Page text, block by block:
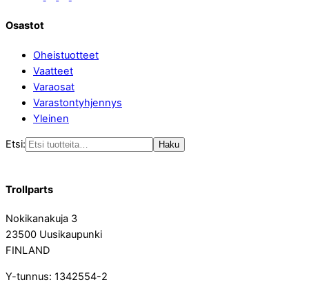
Osastot
Oheistuotteet
Vaatteet
Varaosat
Varastontyhjennys
Yleinen
Etsi: Haku
Trollparts
Nokikanakuja 3
23500 Uusikaupunki
FINLAND
Y-tunnus: 1342554-2